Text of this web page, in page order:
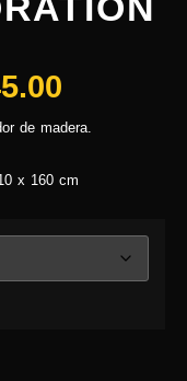
de madera.
x 160 cm